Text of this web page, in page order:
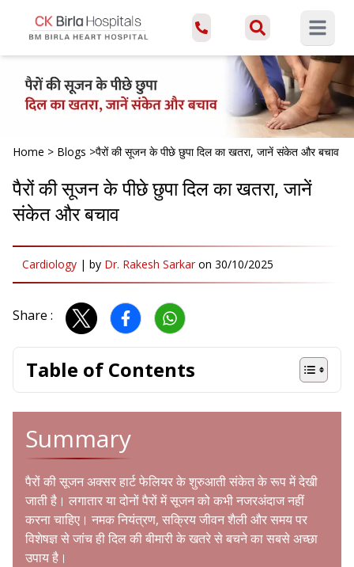
Open
Home > Blogs >पैरों की सूजन के पीछे छुपा दिल का खतरा, जानें संकेत और बचाव
पैरों की सूजन के पीछे छुपा दिल का खतरा, जानें
संकेत और बचाव
Cardiology | by Dr. Rakesh Sarkar on 30/10/2025
Share :
Table of Contents
Summary
पैरों की सूजन अक्सर हार्ट फेलियर के शुरुआती संकेत के रूप में देखी
जाती है। लगातार या दोनों पैरों में सूजन को कभी नजरअंदाज नहीं
करना चाहिए। नमक नियंत्रण, सक्रिय जीवन शैली और समय पर
विशेषज्ञ से जांच ही दिल की बीमारी के खतरे से बचने का सबसे अच्छा
उपाय है।